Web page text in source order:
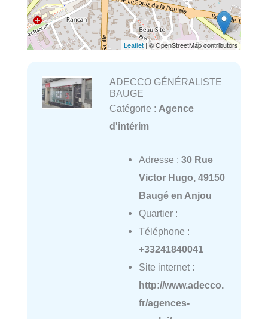
Leaflet | © OpenStreetMap contributors
ADECCO GÉNÉRALISTE
BAUGE
Catégorie : Agence
d'intérim
Adresse : 30 Rue
Victor Hugo, 49150
Baugé en Anjou
Quartier :
Téléphone :
+33241840041
Site internet :
http://www.adecco.
fr/agences-